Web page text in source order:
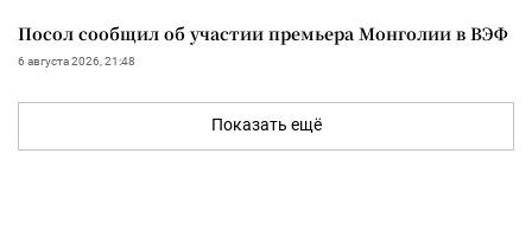
Посол сообщил об участии премьера Монголии в ВЭФ
6 августа 2026, 21:48
Показать ещё